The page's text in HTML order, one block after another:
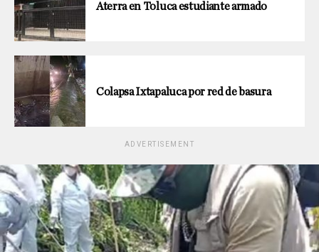
Aterra en Toluca estudiante armado
Colapsa Ixtapaluca por red de basura
ADVERTISEMENT